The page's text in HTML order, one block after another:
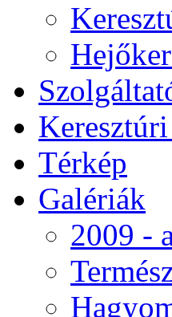
Térkép
Galériák
2009 -